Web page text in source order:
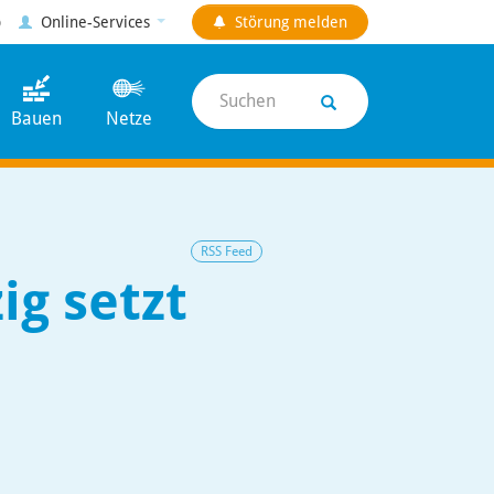
Online-Services Störung melden
Bauen Netze
Suchen
RSS Feed
setzt